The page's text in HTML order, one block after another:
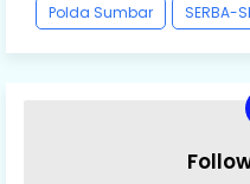
Polda Sumbar
SERBA-